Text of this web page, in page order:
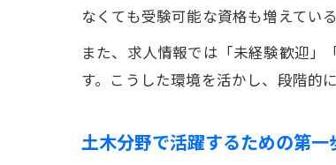
なくても受験可能な資格も増えてい
また、求人情報では「未経験歓迎」
す。こうした環境を活かし、段階的
土木分野で活躍するための第一